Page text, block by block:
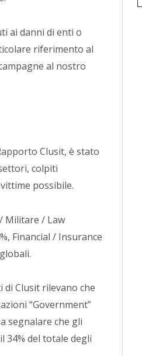
ai danni di enti o
riferimento al
al nostro
Clusit, è stato
colpiti
possibile.
Militare / Law
Financial / Insurance
Clusit rilevano che
“Government”
segnalare che gli
34% del totale degli